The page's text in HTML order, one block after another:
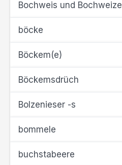
Bochweis und Bochweize
böcke
Böckem(e)
Böckemsdrüch
Bolzenieser -s
bommele
buchstabeere